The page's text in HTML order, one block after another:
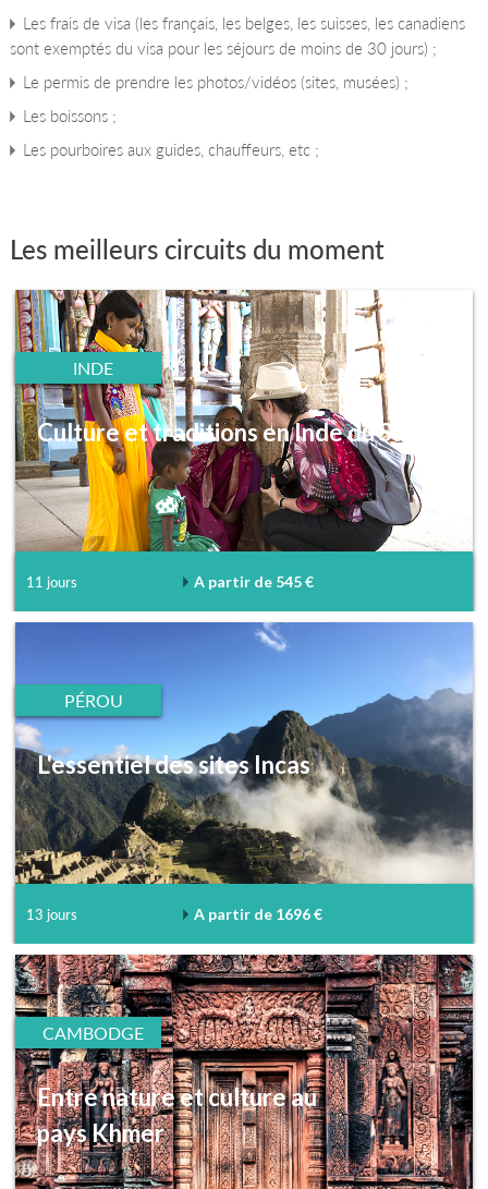
Les frais de visa (les français, les belges, les suisses, les canadiens
sont exemptés du visa pour les séjours de moins de 30 jours) ;
Le permis de prendre les photos/vidéos (sites, musées) ;
Les boissons ;
Les pourboires aux guides, chauffeurs, etc ;
Les meilleurs circuits du moment
INDE
Culture et traditions en Inde du Sud
11 jours A partir de 545 €
PÉROU
L'essentiel des sites Incas
13 jours A partir de 1696 €
CAMBODGE
Entre nature et culture au
pays Khmer